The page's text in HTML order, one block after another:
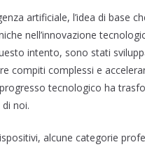
i
v
i
d
i
artificiale, l’idea di base
nell’innovazione
intento, sono stati
compiti complessi e
tecnologico ha
noi.
alcune categorie